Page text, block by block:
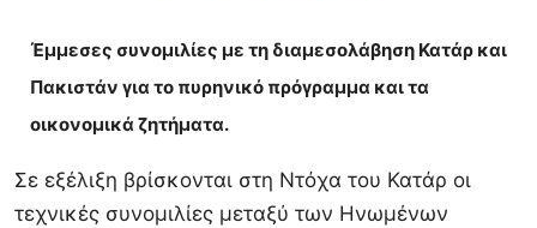
Έμμεσες συνομιλίες με τη διαμεσολάβηση Κατάρ και
Πακιστάν για το πυρηνικό πρόγραμμα και τα
οικονομικά ζητήματα.
Σε εξέλιξη βρίσκονται στη Ντόχα του Κατάρ οι
τεχνικές συνομιλίες μεταξύ των Ηνωμένων